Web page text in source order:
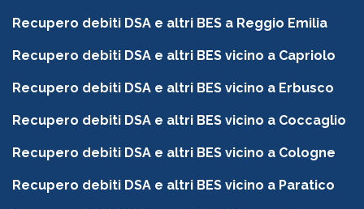
Recupero debiti DSA e altri BES a Reggio Emilia
Recupero debiti DSA e altri BES vicino a Capriolo
Recupero debiti DSA e altri BES vicino a Erbusco
Recupero debiti DSA e altri BES vicino a Coccaglio
Recupero debiti DSA e altri BES vicino a Cologne
Recupero debiti DSA e altri BES vicino a Paratico